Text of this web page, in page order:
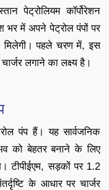
पेट्रोलियम कॉर्पोरेशन
में अपने पेट्रोल पंपों पर
मिलेगी। पहले चरण में, इस
लगाने का लक्ष्य है।
पंप हैं। यह सार्वजनिक
को बेहतर बनाने के लिए
टीपीईएम, सड़कों पर 1.2
के आधार पर चार्जर